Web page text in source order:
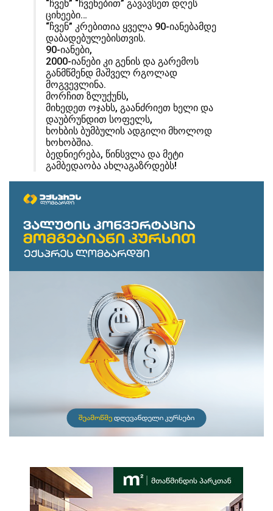
“ჩვენ” “ჩვენებით” გავავსეთ დღეს
ციხეები…
“ჩვენ” კრებითია ყველა 90-იანებამდე
დაბადებულებისთვის.
90-იანები,
2000-იანები კი გენის და გარემოს
განმწმენდ მაშველ რგოლად
მოგვევლინა.
მორჩით ზლუქუნს,
მიხედეთ ოჯახს, გაანძრიეთ ხელი და
დაუბრუნდით სოფელს,
ხოხბის ბუმბულის ადგილი მხოლოდ
ხოხობშია.
ბედნიერება, წინსვლა და მეტი
გამბედაობა ახლაგაზრდებს!